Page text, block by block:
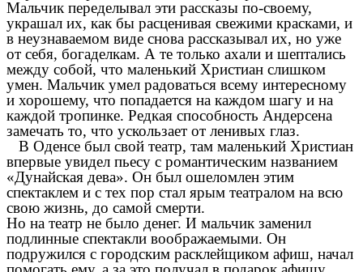
Мальчик переделывал эти рассказы по-своему,
украшал их, как бы расценивая свежими красками, и
в неузнаваемом виде снова рассказывал их, но уже
от себя, богаделкам. А те только ахали и шептались
между собой, что маленький Христиан слишком
умен. Мальчик умел радоваться всему интересному
и хорошему, что попадается на каждом шагу и на
каждой тропинке. Редкая способность Андерсена
замечать то, что ускользает от ленивых глаз.
В Оденсе был свой театр, там маленький Христиан
впервые увидел пьесу с романтическим названием
«Дунайская дева». Он был ошеломлен этим
спектаклем и с тех пор стал ярым театралом на всю
свою жизнь, до самой смерти.
Но на театр не было денег. И мальчик заменил
подлинные спектакли воображаемыми. Он
подружился с городским расклейщиком афиш, начал